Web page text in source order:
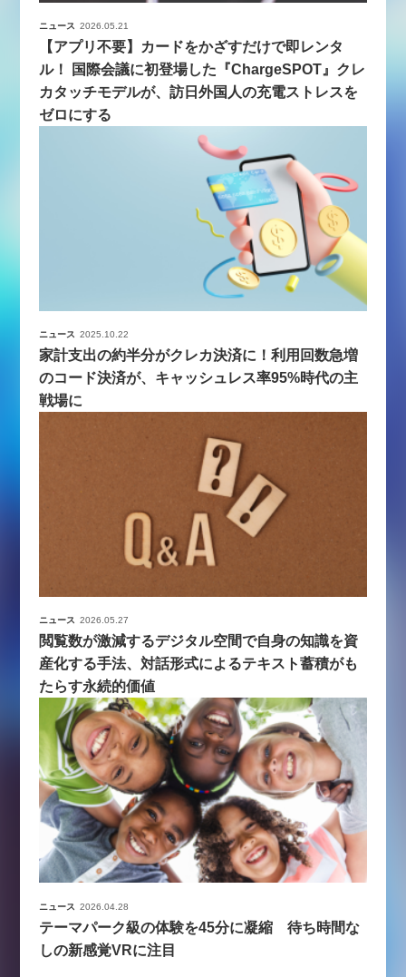
ニュース 2026.05.21
【アプリ不要】カードをかざすだけで即レンタ
ル！ 国際会議に初登場した『ChargeSPOT』クレ
カタッチモデルが、訪日外国人の充電ストレスを
ゼロにする
ニュース 2025.10.22
家計支出の約半分がクレカ決済に！利用回数急増
のコード決済が、キャッシュレス率95%時代の主
戦場に
ニュース 2026.05.27
閲覧数が激減するデジタル空間で自身の知識を資
産化する手法、対話形式によるテキスト蓄積がも
たらす永続的価値
ニュース 2026.04.28
テーマパーク級の体験を45分に凝縮 待ち時間な
しの新感覚VRに注目